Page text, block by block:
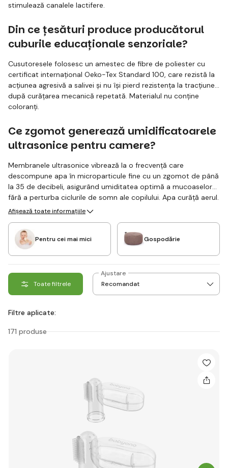
stimulează canalele lactifere.
Din ce țesături produce producătorul
cuburile educaționale senzoriale?
Cusutoresele folosesc un amestec de fibre de poliester cu
certificat internațional Oeko-Tex Standard 100, care rezistă la
acțiunea agresivă a salivei și nu își pierd rezistența la tracțiune
după curățarea mecanică repetată. Materialul nu conține
coloranți.
Ce zgomot generează umidificatoarele
ultrasonice pentru camere?
Membranele ultrasonice vibrează la o frecvență care
descompune apa în microparticule fine cu un zgomot de până
la 35 de decibeli, asigurând umiditatea optimă a mucoaselor
fără a perturba ciclurile de somn ale copilului. Apa curăță aerul.
Afișează toate informațiile
Pentru cei mai mici Gospodărie
Toate filtrele
Ajustare
Filtre aplicate:
171 produse